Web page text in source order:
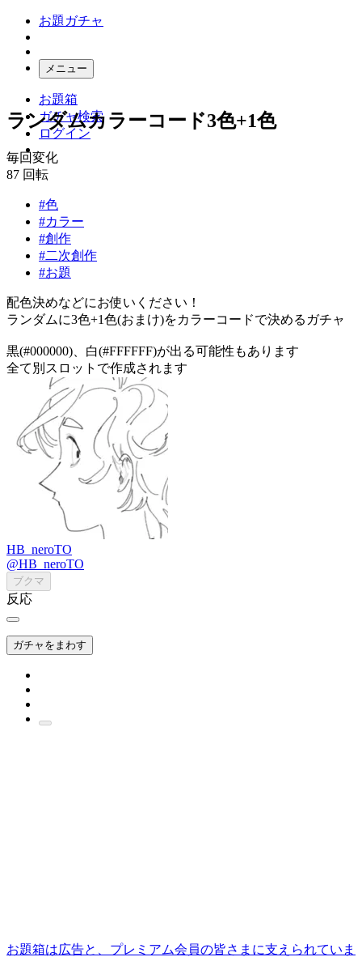
お題ガチャ
メニュー
お題箱
ガチャ検索
ログイン
ランダムカラーコード3色+1色
毎回変化
87 回転
#色
#カラー
#創作
#二次創作
#お題
配色決めなどにお使いください！
ランダムに3色+1色(おまけ)をカラーコードで決めるガチャ
黒(#000000)、白(#FFFFFF)が出る可能性もあります
全て別スロットで作成されます
HB_neroTO
@HB_neroTO
ブクマ
反応
ガチャをまわす
お題箱は広告と、プレミアム会員の皆さまに支えられていま